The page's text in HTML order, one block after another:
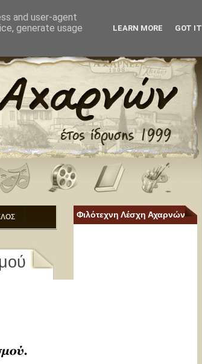
Φιλότεχνη Λέσχη Αχαρνών
and user-agent
generate usage
LEARN MORE GOT IT